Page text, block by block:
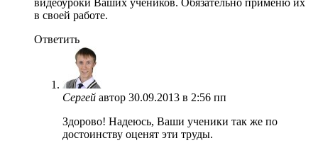
в своей работе.
Ответить
Сергей автор 30.09.2013 в 2:56 пп
Здорово! Надеюсь, Ваши ученики так же по
достоинству оценят эти труды.